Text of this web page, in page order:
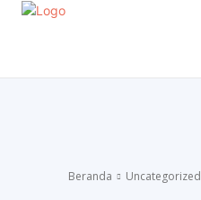
Beranda Uncategorized